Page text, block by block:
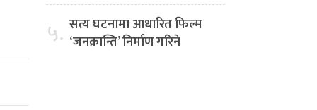
५. सत्य घटनामा आधारित फिल्म
‘जनक्रान्ति’ निर्माण गरिने